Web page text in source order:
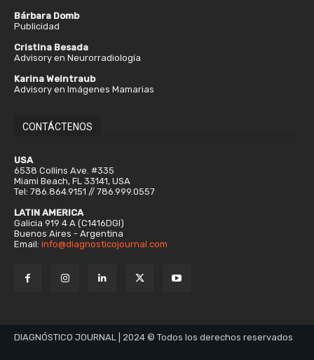
Bárbara Domb
Publicidad
Cristina Besada
Advisory en Neurorradiología
Karina Weintraub
Advisory en Imágenes Mamarias
CONTÁCTENOS
USA
6538 Collins Ave. #335
Miami Beach, FL 33141, USA
Tel: 786.864.9151 // 786.999.0557
LATIN AMERICA
Galicia 919 4 A (C1416DGI)
Buenos Aires - Argentina
Email: info@diagnosticojournal.com
DIAGNÓSTICO JOURNAL | 2024 © Todos los derechos reservados